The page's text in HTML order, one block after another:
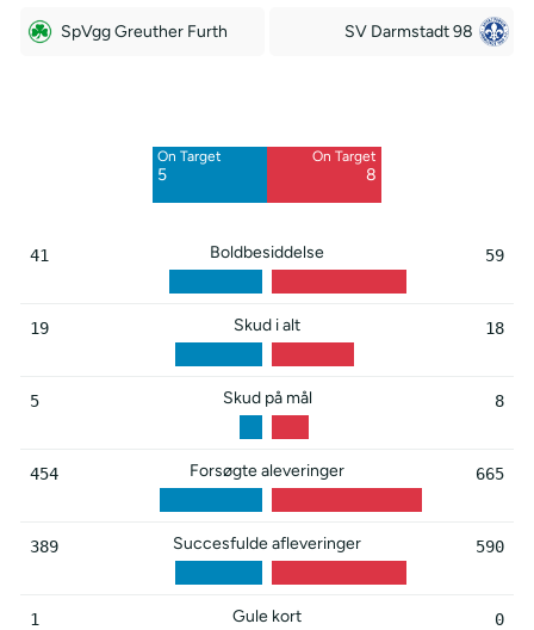
SpVgg Greuther Furth SV Darmstadt 98
On Target
5
On Target
8
41 Boldbesiddelse 59
19 Skud i alt 18
5 Skud på mål 8
454 Forsøgte aleveringer 665
389 Succesfulde afleveringer 590
1 Gule kort 0